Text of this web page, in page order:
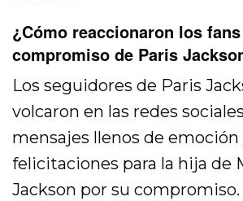
¿Cómo reaccionaron los
compromiso de Paris
Los seguidores de Paris
volcaron en las redes
mensajes llenos de emoción
felicitaciones para la hija de
Jackson por su